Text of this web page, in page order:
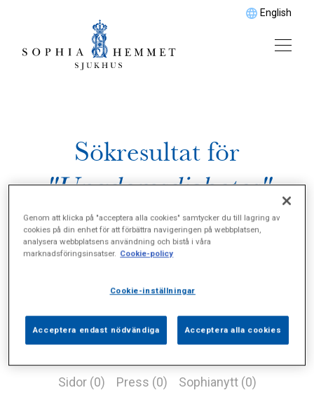
English
Sökresultat för
"Ungdomsdiabetes"
Sidor (0) Press (0) Sophianytt (0)
Genom att klicka på "acceptera alla cookies" samtycker du till lagring av
cookies på din enhet för att förbättra navigeringen på webbplatsen,
analysera webbplatsens användning och bistå i våra
marknadsföringsinsatser. Cookie-policy
Cookie-inställningar
Acceptera endast nödvändiga Acceptera alla cookies